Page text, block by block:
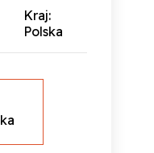
Kraj:
Polska